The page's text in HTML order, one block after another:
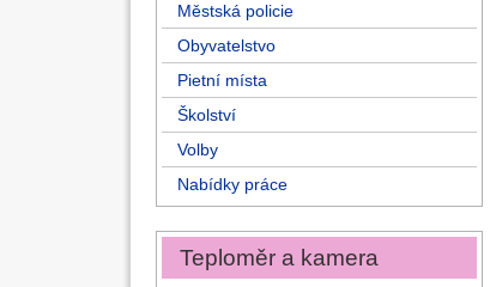
Městská policie
Obyvatelstvo
Pietní místa
Školství
Volby
Nabídky práce
Teploměr a kamera